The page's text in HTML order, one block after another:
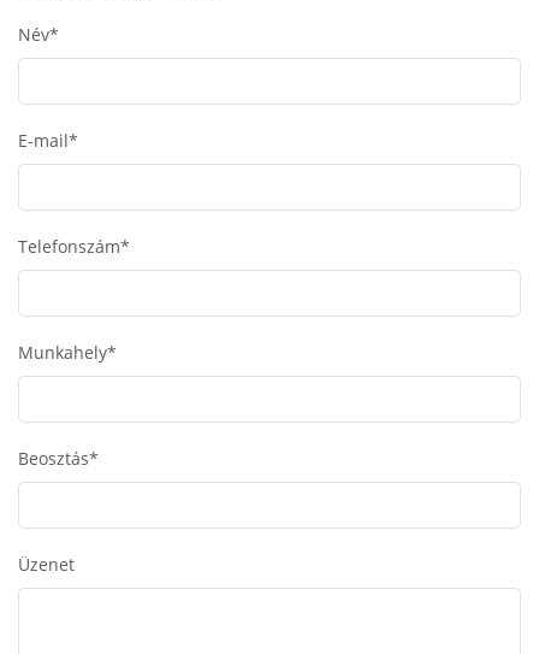
Név*
E-mail*
Telefonszám*
Munkahely*
Beosztás*
Üzenet